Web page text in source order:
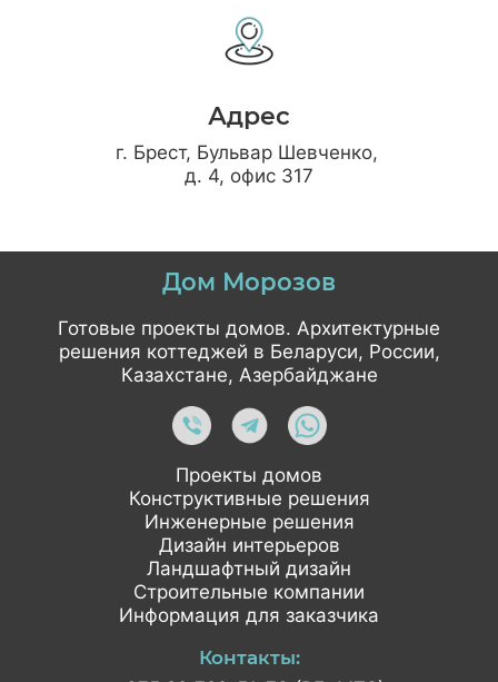
Адрес
г. Брест, Бульвар Шевченко,
д. 4, офис 317
Дом Морозов
Готовые проекты домов. Архитектурные
решения коттеджей в Беларуси, России,
Казахстане, Азербайджане
Проекты домов
Конструктивные решения
Инженерные решения
Дизайн интерьеров
Ландшафтный дизайн
Строительные компании
Информация для заказчика
Контакты: